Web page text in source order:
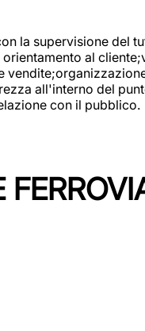
la supervisione
al
all'interno del
con il pubblico.